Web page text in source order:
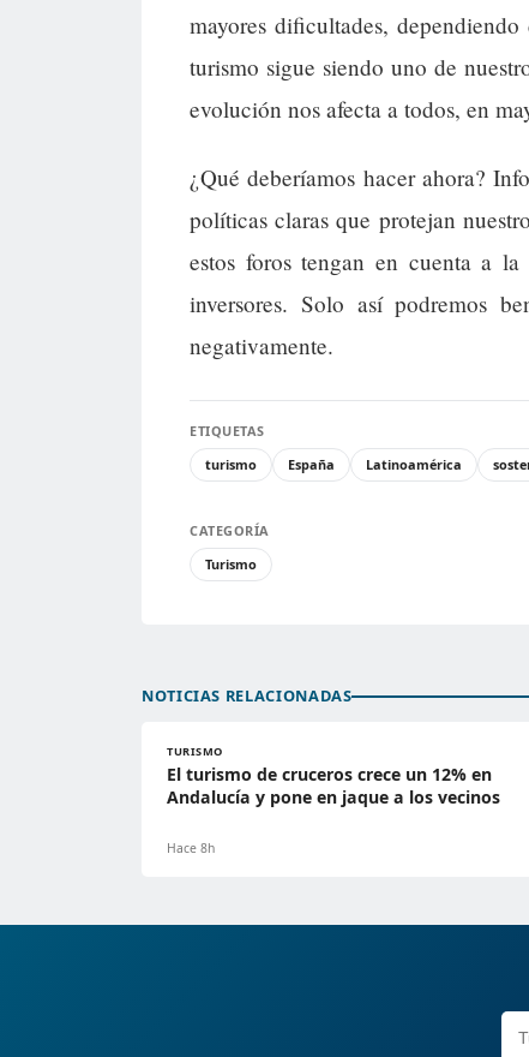
mayores dificultades,
turismo sigue siendo uno de
evolución nos afecta a todos, en
¿Qué deberíamos hacer ahora?
políticas claras que protejan
estos foros tengan en cuenta a
inversores. Solo así podremos
negativamente.
ETIQUETAS
turismo
España Latinoamérica
CATEGORÍA
Turismo
NOTICIAS RELACIONADAS
TURISMO
El turismo de cruceros crece un 12% en
Andalucía y pone en jaque a los vecinos
Hace 8h